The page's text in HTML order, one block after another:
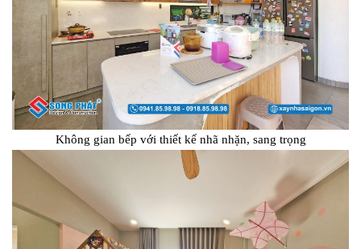
Không gian bếp với thiết kế nhã nhặn, sang trọng